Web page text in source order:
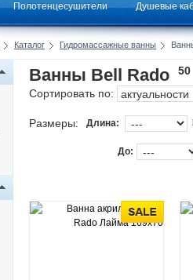
Полотенцесушители Душевые
Каталог Гидромассажные ванны
Ванны Bell Rado
50
Сортировать по:
Размеры: Длина:
До: